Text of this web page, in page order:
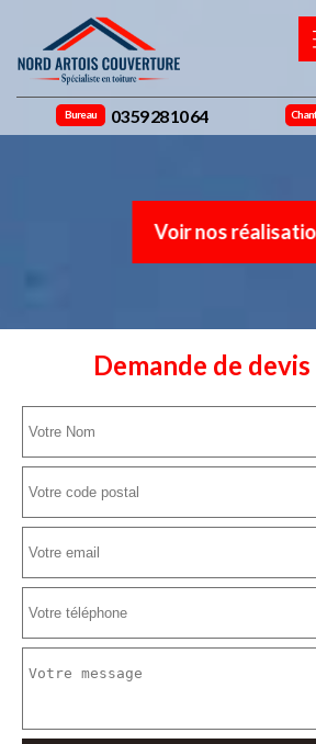
Bureau 03 59 28 10 64
Voir nos
Demande de